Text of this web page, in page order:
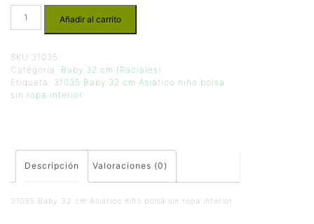
Añadir al carrito
SKU: 31035
Categoría: Baby 32 cm (Raciales)
Etiqueta: 31035 Baby 32 cm Asiático niño bolsa
sin ropa interior
Descripción Valoraciones (0)
31035 Baby 32 cm Asiático niño bolsa sin ropa interior